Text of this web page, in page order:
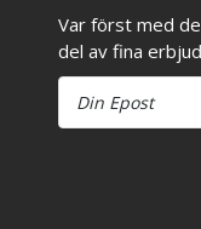
Var först med
del av fina